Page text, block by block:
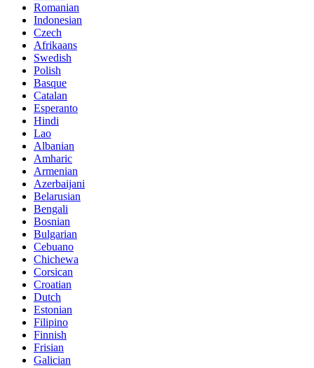
Romanian
Indonesian
Czech
Afrikaans
Swedish
Polish
Basque
Catalan
Esperanto
Hindi
Lao
Albanian
Amharic
Armenian
Azerbaijani
Belarusian
Bengali
Bosnian
Bulgarian
Cebuano
Chichewa
Corsican
Croatian
Dutch
Estonian
Filipino
Finnish
Frisian
Galician